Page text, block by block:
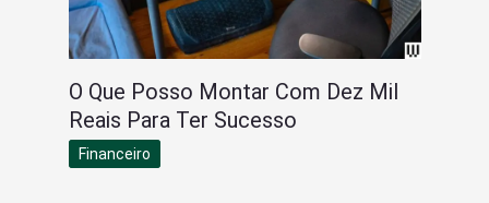
O Que Posso Montar Com Dez Mil
Reais Para Ter Sucesso
Financeiro